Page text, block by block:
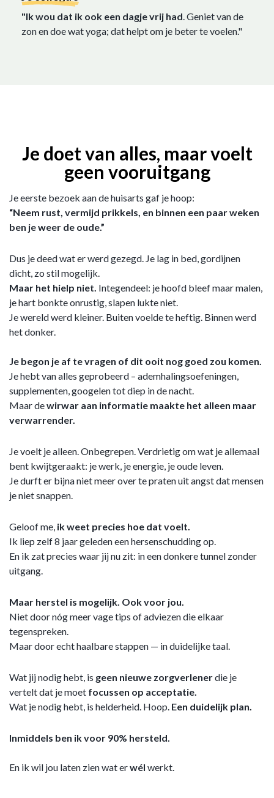
"Ik wou dat ik ook een dagje vrij had. Geniet van de
zon en doe wat yoga; dat helpt om je beter te voelen."
Je doet van alles, maar voelt
geen vooruitgang
Je eerste bezoek aan de huisarts gaf je hoop:
“Neem rust, vermijd prikkels, en binnen een paar weken
ben je weer de oude.”
Dus je deed wat er werd gezegd. Je lag in bed, gordijnen
dicht, zo stil mogelijk.
Maar het hielp niet. Integendeel: je hoofd bleef maar malen,
je hart bonkte onrustig, slapen lukte niet.
Je wereld werd kleiner. Buiten voelde te heftig. Binnen werd
het donker.
Je begon je af te vragen of dit ooit nog goed zou komen.
Je hebt van alles geprobeerd – ademhalingsoefeningen,
supplementen, googelen tot diep in de nacht.
Maar dewirwar aan informatie maakte het alleen maar
verwarrender.
Je voelt je alleen. Onbegrepen. Verdrietig om wat je allemaal
bent kwijtgeraakt: je werk, je energie, je oude leven.
Je durft er bijna niet meer over te praten uit angst dat mensen
je niet snappen.
Geloof me, ik weet precies hoe dat voelt.
Ik liep zelf 8 jaar geleden een hersenschudding op.
En ik zat precies waar jij nu zit: in een donkere tunnel zonder
uitgang.
Maar herstel is mogelijk. Ook voor jou.
Niet door nóg meer vage tips of adviezen die elkaar
tegenspreken.
Maar door echt haalbare stappen — in duidelijke taal.
Wat jij nodig hebt, is geen nieuwe zorgverlenerdie je
vertelt dat je moet focussen op acceptatie.
Wat je nodig hebt, is helderheid. Hoop. Een duidelijk plan.
Inmiddels ben ik voor 90% hersteld.
En ik wil jou laten zien wat erwél werkt.